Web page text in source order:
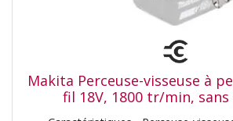
Makita Perceuse-visseuse à
fil 18V, 1800 tr/min,